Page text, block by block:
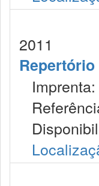
2011